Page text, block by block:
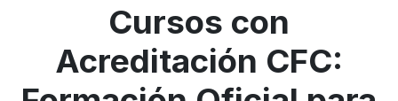
Cursos con
Acreditación CFC: